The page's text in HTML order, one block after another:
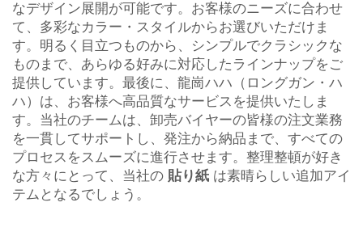
なデザイン展開が可能です。お客様のニーズに合わせ
て、多彩なカラー・スタイルからお選びいただけま
す。明るく目立つものから、シンプルでクラシックな
ものまで、あらゆる好みに対応したラインナップをご
提供しています。最後に、龍崗ハハ（ロングガン・ハ
ハ）は、お客様へ高品質なサービスを提供いたしま
す。当社のチームは、卸売バイヤーの皆様の注文業務
を一貫してサポートし、発注から納品まで、すべての
プロセスをスムーズに進行させます。整理整頓が好き
な方々にとって、当社の 貼り紙 は素晴らしい追加アイ
テムとなるでしょう。